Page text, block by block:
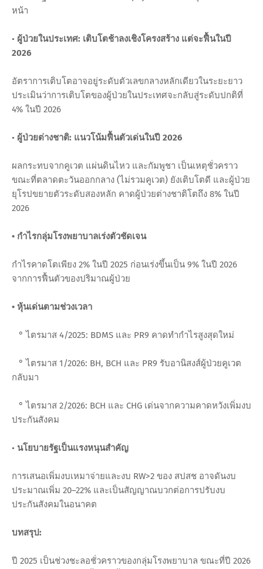
หน้า
• ผู้ป่วยในประเทศ: เติบโตช้าลงเชิงโครงสร้าง แต่จะฟื้นในปี
2026
อัตราการเติบโตอาจอยู่ระดับตัวเลขกลางหลักเดียวในระยะยาว
ประเมินว่าการเติบโตของผู้ป่วยในประเทศจะกลับสู่ระดับปกติที่
4% ในปี 2026
• ผู้ป่วยต่างชาติ: แนวโน้มฟื้นตัวเด่นในปี 2026
ผลกระทบจากคูเวต แผ่นดินไหว และกัมพูชา เป็นเหตุชั่วคราว
ขณะที่ตลาดตะวันออกกลาง (ไม่รวมคูเวต) ยังเติบโตดี และผู้ป่วย
ยุโรปขยายตัวระดับสองหลัก คาดผู้ป่วยต่างชาติโตถึง 8% ในปี
2026
• กำไรกลุ่มโรงพยาบาลเร่งตัวชัดเจน
กำไรคาดโตเพียง 2% ในปี 2025 ก่อนเร่งขึ้นเป็น 9% ในปี 2026
จากการฟื้นตัวของปริมาณผู้ป่วย
• หุ้นเด่นตามช่วงเวลา
° ไตรมาส 4/2025: BDMS และ PR9 คาดทำกำไรสูงสุดใหม่
° ไตรมาส 1/2026: BH, BCH และ PR9 รับอานิสงส์ผู้ป่วยคูเวต
กลับมา
° ไตรมาส 2/2026: BCH และ CHG เด่นจากความคาดหวังเพิ่มงบ
ประกันสังคม
• นโยบายรัฐเป็นแรงหนุนสำคัญ
การเสนอเพิ่มงบเหมาจ่ายและงบ RW>2 ของ สปสช อาจดันงบ
ประมาณเพิ่ม 20–22% และเป็นสัญญาณบวกต่อการปรับงบ
ประกันสังคมในอนาคต
บทสรุป:
ปี 2025 เป็นช่วงชะลอชั่วคราวของกลุ่มโรงพยาบาล ขณะที่ปี 2026